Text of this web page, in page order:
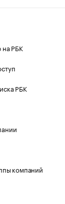
на РБК
РБК
компаний